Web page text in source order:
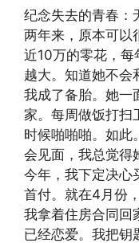
纪念失去的青春：
两年来，原本可以
近10万的零花，
越大。知道她不会
我成了备胎。她一
家。每周做饭打扫
时候啪啪啪。如此
会见面，我总觉得
今年，我下定决心
首付。就在4月份
我拿着住房合同回
已经恋爱。我把钥